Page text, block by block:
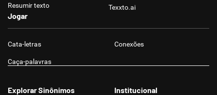
Resumir texto Texxto.ai
Jogar
Cata-letras Conexões
Caça-palavras
Explorar Sinônimos Institucional